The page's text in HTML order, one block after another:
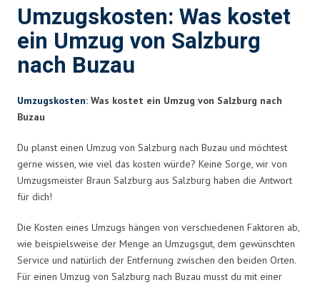
Umzugskosten: Was kostet
ein Umzug von Salzburg
nach Buzau
Umzugskosten: Was kostet ein Umzug von Salzburg nach
Buzau
Du planst einen Umzug von Salzburg nach Buzau und möchtest
gerne wissen, wie viel das kosten würde? Keine Sorge, wir von
Umzugsmeister Braun Salzburg aus Salzburg haben die Antwort
für dich!
Die Kosten eines Umzugs hängen von verschiedenen Faktoren ab,
wie beispielsweise der Menge an Umzugsgut, dem gewünschten
Service und natürlich der Entfernung zwischen den beiden Orten.
Für einen Umzug von Salzburg nach Buzau musst du mit einer